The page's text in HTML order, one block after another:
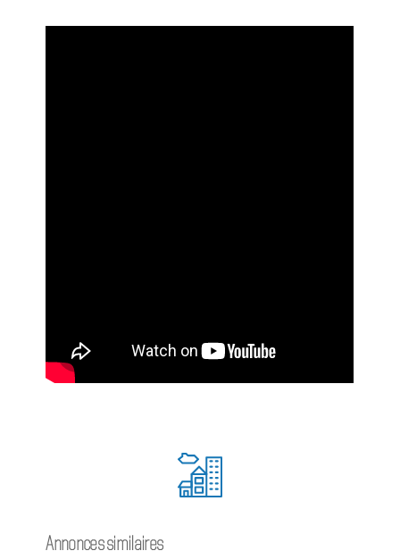
Annonces similaires